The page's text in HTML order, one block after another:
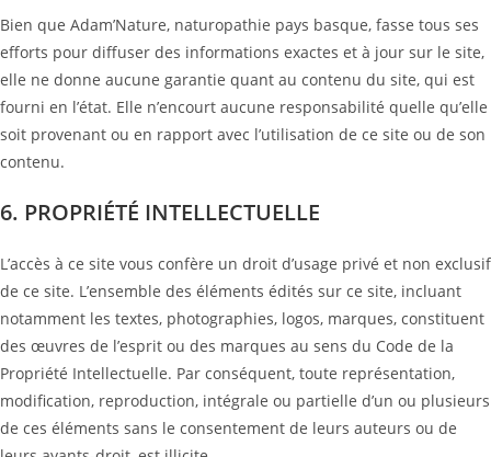
Bien que Adam’Nature, naturopathie pays basque, fasse tous ses
efforts pour diffuser des informations exactes et à jour sur le site,
elle ne donne aucune garantie quant au contenu du site, qui est
fourni en l’état. Elle n’encourt aucune responsabilité quelle qu’elle
soit provenant ou en rapport avec l’utilisation de ce site ou de son
contenu.
6. PROPRIÉTÉ INTELLECTUELLE
L’accès à ce site vous confère un droit d’usage privé et non exclusif
de ce site. L’ensemble des éléments édités sur ce site, incluant
notamment les textes, photographies, logos, marques, constituent
des œuvres de l’esprit ou des marques au sens du Code de la
Propriété Intellectuelle. Par conséquent, toute représentation,
modification, reproduction, intégrale ou partielle d’un ou plusieurs
de ces éléments sans le consentement de leurs auteurs ou de